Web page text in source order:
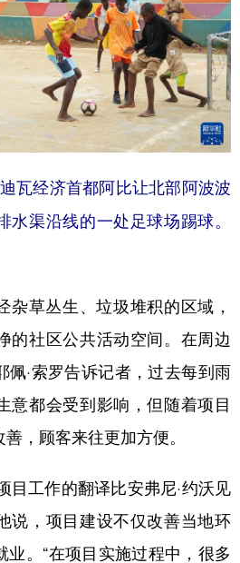
经济首都阿比让北部阿波波
水渠沿线的一处足球场踢球。
草丛生、垃圾堆积的区域，
的社区公共活动空间。在周边
佩·索罗告诉记者，过去每到雨
意都会受到影响，但随着项目
，顾客来往更加方便。
工作的翻译比安弗尼·约沃见
说，项目建设不仅改善当地环
业。“在项目实施过程中，很多